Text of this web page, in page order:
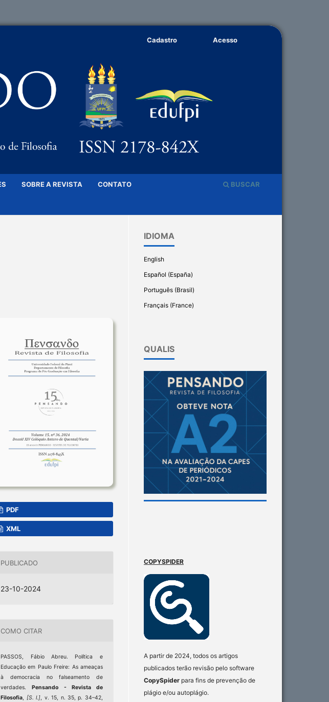
SOBRE A REVISTA CONTATO BUSCAR
Cadastro Acesso
PDF
XML
PUBLICADO
23-10-2024
COMO CITAR
PASSOS, Fábio Abreu. Política e
Educação em Paulo Freire: As ameaças
à democracia no falseamento de
verdades.Pensando - Revista de
Filosofia, [S. l.], v. 15, n. 35, p. 34–42,
IDIOMA
English
Español (España)
Português (Brasil)
Français (France)
QUALIS
COPYSPIDER
A partir de 2024, todos os artigos
publicados terão revisão pelo software
CopySpider para fins de prevenção de
plágio e/ou autoplágio.